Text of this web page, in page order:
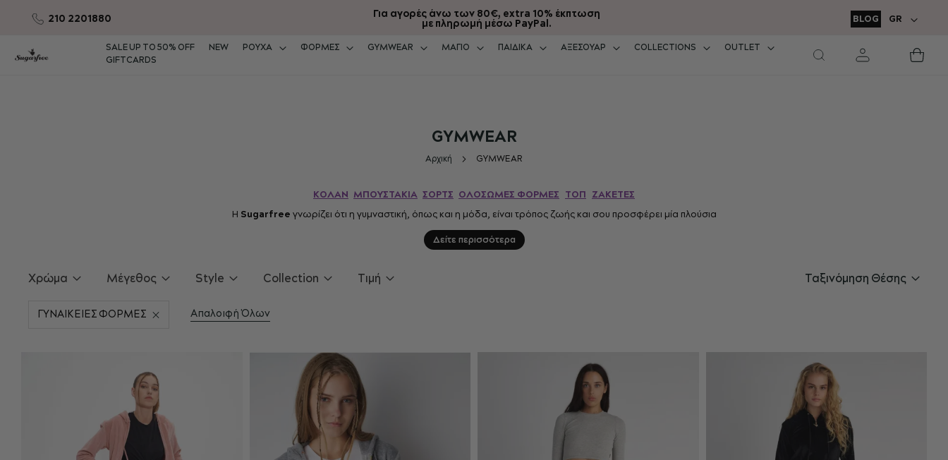
Μετάβαση
περιεχόμενο
210 2201880 Για αγορές άνω των 80€, extra 10% έκπτωση
με πληρωμή μέσω PayPal.
Δωρεάν
σε
ΓΛΏΣΣΑ
GR
BLOG
SALE UP TO 50% OFF NEW ΡΟΥΧΑ ΦΟΡΜΕΣ GYMWEAR ΜΑΓΙΟ ΠΑΙΔΙΚΑ ΑΞΕΣΟΥΑΡ COLLECTIONS
OUTLET
GIFTCARDS
GYMWEAR
Αρχική GYMWEAR
ΚΟΛΑΝ ΜΠΟΥΣΤΑΚΙΑ ΣΟΡΤΣ ΟΛΟΣΩΜΕΣ ΦΟΡΜΕΣ ΤΟΠ ΖΑΚΕΤΕΣ
Η Sugarfree γνωρίζει ότι η γυμναστική, όπως και η μόδα, είναι τρόπος ζωής και σου προσφέρει μία πλούσια
Δείτε περισσότερα
ΓΥΝΑΙΚΕΙΕΣ ΦΟΡΜΕΣ Απαλοιφή Όλων
Χρώμα Μέγεθος Style Collection Τιμή Ταξινόμηση Θέσης